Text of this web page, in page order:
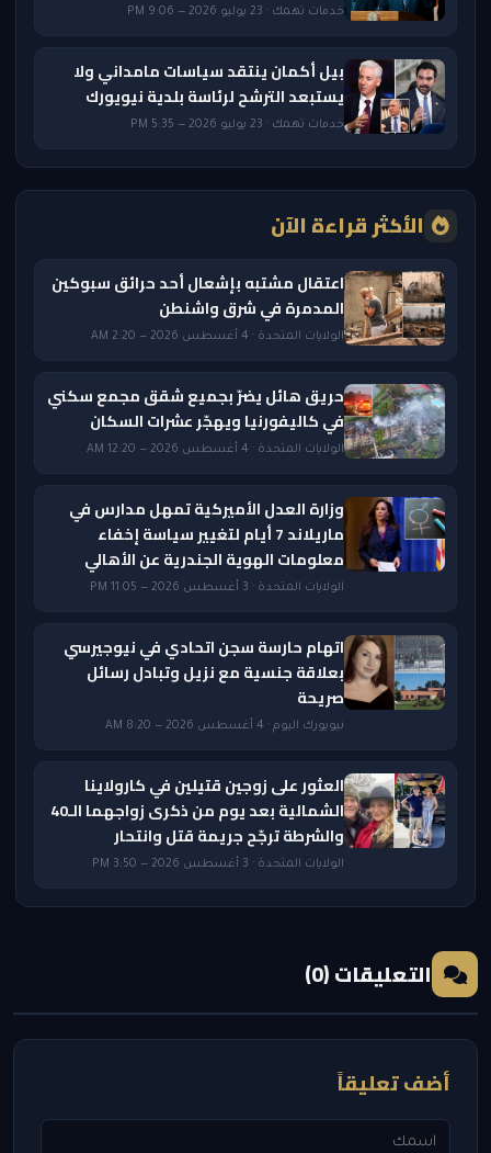
خدمات تهمك · 23 يوليو 2026 — 9:06 PM
بيل أكمان ينتقد سياسات مامداني ولا
يستبعد الترشح لرئاسة بلدية نيويورك
خدمات تهمك · 23 يوليو 2026 — 5:35 PM
الأكثر قراءة الآن
اعتقال مشتبه بإشعال أحد حرائق سبوكين
المدمرة في شرق واشنطن
الولايات المتحدة · 4 أغسطس 2026 — 2:20 AM
حريق هائل يضرّ بجميع شقق مجمع سكني
في كاليفورنيا ويهجّر عشرات السكان
الولايات المتحدة · 4 أغسطس 2026 — 12:20 AM
وزارة العدل الأميركية تمهل مدارس في
ماريلاند 7 أيام لتغيير سياسة إخفاء
معلومات الهوية الجندرية عن الأهالي
الولايات المتحدة · 3 أغسطس 2026 — 11:05 PM
اتهام حارسة سجن اتحادي في نيوجيرسي
بعلاقة جنسية مع نزيل وتبادل رسائل
صريحة
نيويورك اليوم · 4 أغسطس 2026 — 8:20 AM
العثور على زوجين قتيلين في كارولاينا
الشمالية بعد يوم من ذكرى زواجهما الـ40
والشرطة ترجّح جريمة قتل وانتحار
الولايات المتحدة · 3 أغسطس 2026 — 3:50 PM
التعليقات (0)
أضف تعليقاً